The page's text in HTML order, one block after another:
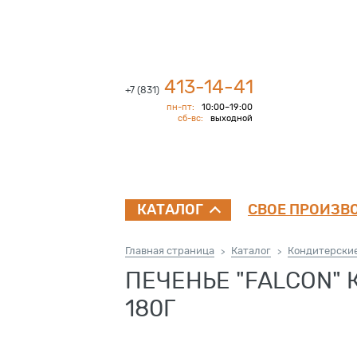
пн-пт: 10:00–19:00
сб-вс: выходной
+7 (831) 413-14-41
КАТАЛОГ СВОЕ
Главная страница > Каталог >
ПЕЧЕНЬЕ
180Г